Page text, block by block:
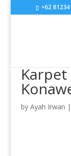
+62
by Ayah Irwan |